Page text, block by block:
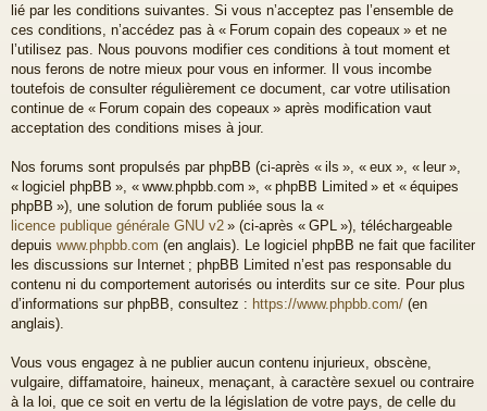
lié par les conditions suivantes. Si vous n’acceptez pas l’ensemble de
ces conditions, n’accédez pas à « Forum copain des copeaux » et ne
l’utilisez pas. Nous pouvons modifier ces conditions à tout moment et
nous ferons de notre mieux pour vous en informer. Il vous incombe
toutefois de consulter régulièrement ce document, car votre utilisation
continue de « Forum copain des copeaux » après modification vaut
acceptation des conditions mises à jour.
Nos forums sont propulsés par phpBB (ci-après « ils », « eux », « leur »,
« logiciel phpBB », « www.phpbb.com », « phpBB Limited » et « équipes
phpBB »), une solution de forum publiée sous la «
licence publique générale GNU v2 » (ci-après « GPL »), téléchargeable
depuis www.phpbb.com (en anglais). Le logiciel phpBB ne fait que faciliter
les discussions sur Internet ; phpBB Limited n’est pas responsable du
contenu ni du comportement autorisés ou interdits sur ce site. Pour plus
d’informations sur phpBB, consultez : https://www.phpbb.com/ (en
anglais).
Vous vous engagez à ne publier aucun contenu injurieux, obscène,
vulgaire, diffamatoire, haineux, menaçant, à caractère sexuel ou contraire
à la loi, que ce soit en vertu de la législation de votre pays, de celle du